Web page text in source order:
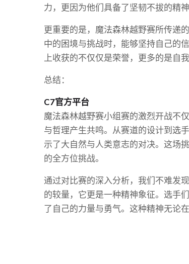
力，更因为他们具备了坚韧不拔的精
更重要的是，魔法森林越野赛所传递
中的困境与挑战时，能够坚持自己的
上收获的不仅仅是荣誉，更多的是自
总结：
C7官方平台
魔法森林越野赛小组赛的激烈开战不
与哲理产生共鸣。从赛道的设计到选
示了大自然与人类意志的对决。这场
的全方位挑战。
通过对比赛的深入分析，我们不难发
的较量，它更是一种精神象征。选手
了自己的力量与勇气。这种精神无论